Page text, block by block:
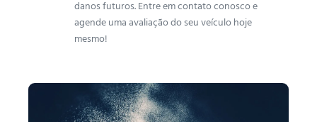
danos futuros. Entre em contato conosco e
agende uma avaliação do seu veículo hoje
mesmo!